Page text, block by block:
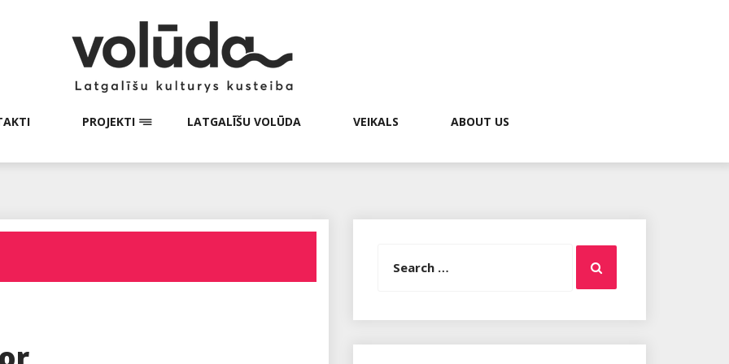
PROJEKTI LATGALĪŠU VOLŪDA VEIKALS ABOUT US
for:
Search